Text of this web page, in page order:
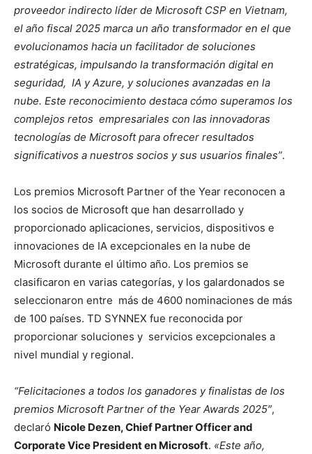
proveedor indirecto líder de Microsoft CSP en Vietnam,
el año fiscal 2025 marca un año transformador en el que
evolucionamos hacia un facilitador de soluciones
estratégicas, impulsando la transformación digital en
seguridad, IA y Azure, y soluciones avanzadas en la
nube. Este reconocimiento destaca cómo superamos los
complejos retos empresariales con las innovadoras
tecnologías de Microsoft para ofrecer resultados
significativos a nuestros socios y sus usuarios finales”.
Los premios Microsoft Partner of the Year reconocen a
los socios de Microsoft que han desarrollado y
proporcionado aplicaciones, servicios, dispositivos e
innovaciones de IA excepcionales en la nube de
Microsoft durante el último año. Los premios se
clasificaron en varias categorías, y los galardonados se
seleccionaron entre más de 4600 nominaciones de más
de 100 países. TD SYNNEX fue reconocida por
proporcionar soluciones y servicios excepcionales a
nivel mundial y regional.
“Felicitaciones a todos los ganadores y finalistas de los
premios Microsoft Partner of the Year Awards 2025″,
declaró Nicole Dezen, Chief Partner Officer and
Corporate Vice President en Microsoft. «Este año,